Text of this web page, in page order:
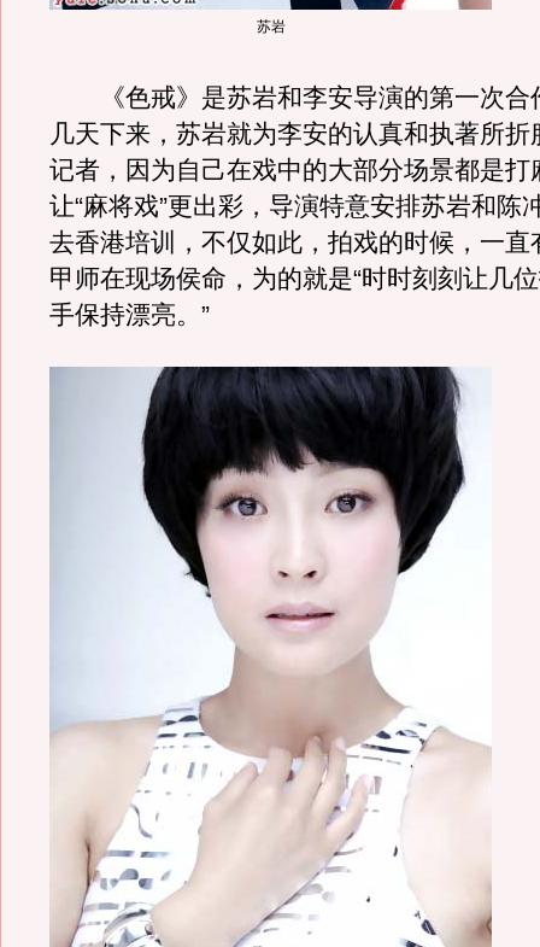
苏岩
《色戒》是苏岩和李安导演的第一次合
几天下来，苏岩就为李安的认真和执著所折
记者，因为自己在戏中的大部分场景都是打
让“麻将戏”更出彩，导演特意安排苏岩和陈
去香港培训，不仅如此，拍戏的时候，一直
甲师在现场侯命，为的就是“时时刻刻让几
手保持漂亮。”